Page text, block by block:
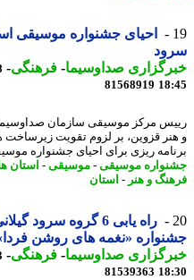
احیای جشنواره موسیقی
صداوسیما-فرهنگی-
81568919
مرکز موسیقی سازمان صداوسیما،
قزوین، بر لزوم تقویت زیرساخت های
ریزی برای احیای جشنواره موسیقی
موسیقی-موسیقی-استان ها-
و هنر-استان
راه یابی 6 گروه سرود
«نغمه های روشن فردا»
صداوسیما-فرهنگی-
81539363